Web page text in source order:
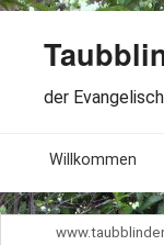
der
Willkommen
Aktuelles